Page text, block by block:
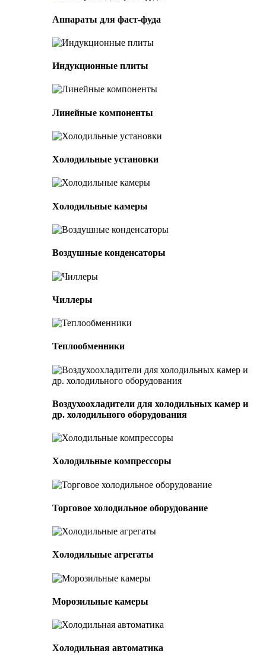
Аппараты для фаст-фуда
Индукционные плиты
Линейные компоненты
Холодильные установки
Холодильные камеры
Воздушные конденсаторы
Чиллеры
Теплообменники
Воздухоохладители для холодильных камер и
др. холодильного оборудования
Холодильные компрессоры
Торговое холодильное оборудование
Холодильные агрегаты
Морозильные камеры
Холодильная автоматика